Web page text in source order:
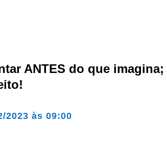
ANTES do que imagina;
2023 às 09:00